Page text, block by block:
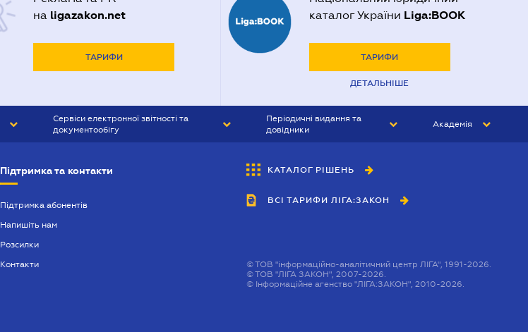
на ligazakon.net
ТАРИФИ
каталог України Liga:BOOK
ТАРИФИ
ДЕТАЛЬНІШЕ
Сервіси електронної звітності та
документообігу
Періодичні видання та
довідники
БУХГАЛТЕР&ЗАКОН
ВІСНИК МСФЗ
Академія
Підтримка та контакти
Підтримка абонентів
Напишіть нам
Розсилки
Контакти
КАТАЛОГ РІШЕНЬ
ВСІ ТАРИФИ ЛІГА:ЗАКОН
©ТОВ "інформаційно-аналітичний центр ЛІГА", 1991-2026.
©ТОВ "ЛІГА ЗАКОН", 2007-2026.
© Інформаційне агенство "ЛІГА:ЗАКОН", 2010-2026.